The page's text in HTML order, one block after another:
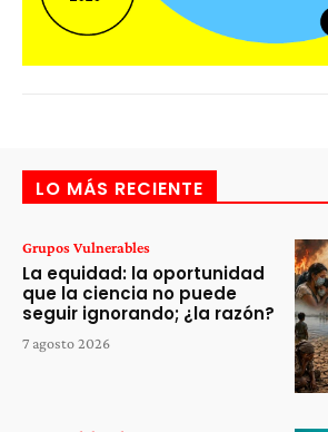
LO MÁS RECIENTE
Grupos Vulnerables
La equidad: la oportunidad
que la ciencia no puede
seguir ignorando; ¿la razón?
7 agosto 2026